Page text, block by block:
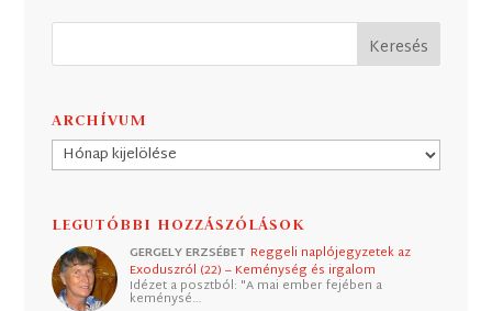
ARCHÍVUM
Archívum
LEGUTÓBBI HOZZÁSZÓLÁSOK
GERGELY ERZSÉBET Reggeli naplójegyzetek az
Exoduszról (22) – Keménység és irgalom
Idézet a posztból: "A mai ember fejében a
keménysé…